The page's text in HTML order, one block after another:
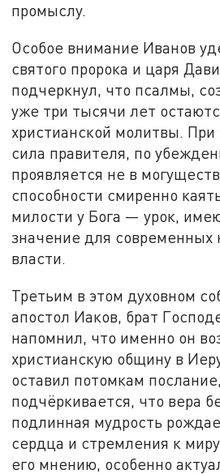
промыслу.
Особое внимание Иванов
святого пророка и царя
подчеркнул, что псалмы,
уже три тысячи лет
христианской молитвы. При
сила правителя, по
проявляется не в
способности смиренно
милости у Бога — урок,
значение для современных
власти.
Третьим в этом духовном
апостол Иаков, брат
напомнил, что именно он
христианскую общину в
оставил потомкам
подчёркивается, что вера
подлинная мудрость
сердца и стремления к
его мнению, особенно